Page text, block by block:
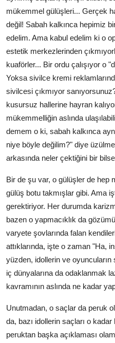
mükemmel gülüşleri... Gerçek
değil! Sabah kalkınca hepimiz
edelim. Ama kabul edelim ki o
estetik merkezlerinden
kuaförler... Bir ordu çalışıyor o
Yoksa sivilce kremi
sivilcesi çıkmıyor
kusursuz hallerine hayran
mükemmelliğin aslında
demem o ki, sabah kalkınca
niye böyle değilim?" diye
arkasında neler çektiğini bir
Bir de şu var, o gülüşler de hep
gülüş botu takmışlar gibi. Ama
gerektiriyor. Her durumda
bazen o yapmacıklık da
varyete şovlarında falan
attıklarında, işte o zaman "Ha,
yüzden, idollerin ve oyuncuların
iç dünyalarına da odaklanmak
kavramının aslında ne kadar
Unutmadan, o saçlar da peruk
da, bazı idollerin saçları o
peruktan başka açıklaması